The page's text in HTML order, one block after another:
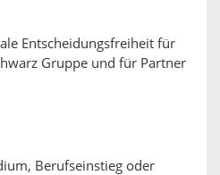
Entscheidungsfreiheit für
Gruppe und für Partner
Berufseinstieg oder